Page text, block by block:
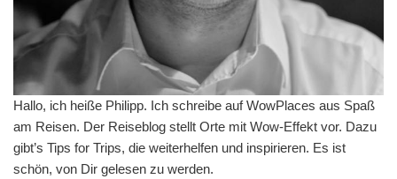
Hallo, ich heiße Philipp. Ich schreibe auf WowPlaces aus Spaß
am Reisen. Der Reiseblog stellt Orte mit Wow-Effekt vor. Dazu
gibt’s Tips for Trips, die weiterhelfen und inspirieren. Es ist
schön, von Dir gelesen zu werden.